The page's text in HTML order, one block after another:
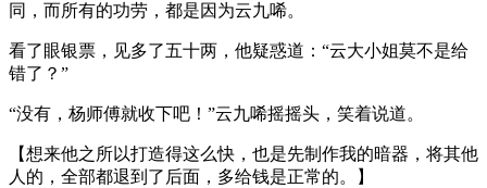
同，而所有的功劳，都是因为云九唏。
看了眼银票，见多了五十两，他疑惑道：“云大小姐莫不是给
错了？”
“没有，杨师傅就收下吧！”云九唏摇摇头，笑着说道。
【想来他之所以打造得这么快，也是先制作我的暗器，将其他
人的，全部都退到了后面，多给钱是正常的。】